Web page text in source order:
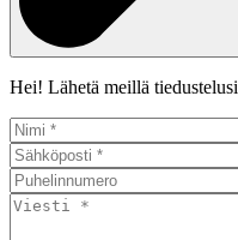
Hei! Lähetä meillä